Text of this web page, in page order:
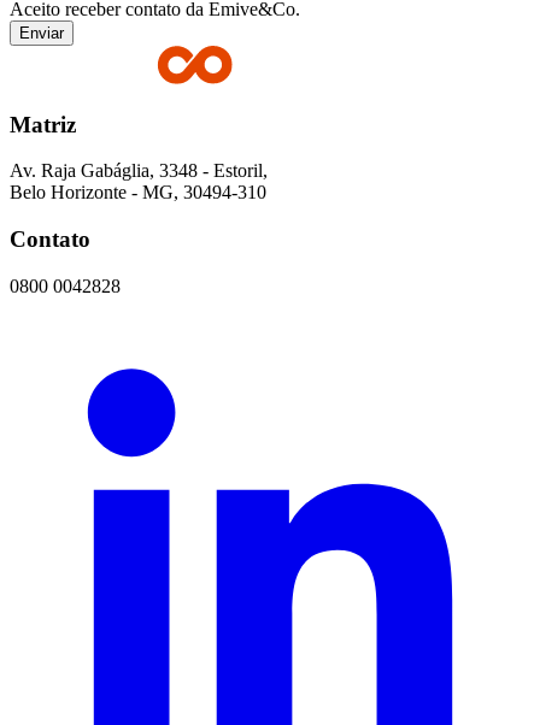
Aceito receber contato da Emive&Co.
Enviar
Matriz
Av. Raja Gabáglia, 3348 - Estoril,
Belo Horizonte - MG, 30494-310
Contato
0800 0042828